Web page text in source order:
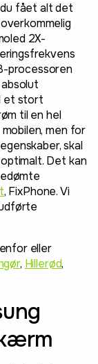
du fået alt det
2X-
processoren
et stort
til en hel
men for
skal
Det kan
, FixPhone. Vi
eller
, Hillerød,